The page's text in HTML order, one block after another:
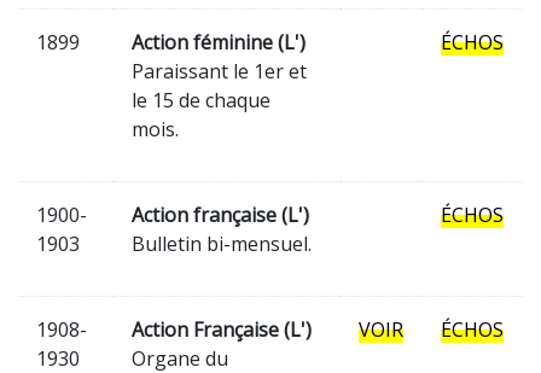
1899
Action féminine (L')
Paraissant le 1er et
le 15 de chaque
mois.
ÉCHOS
1900-
1903
Action française (L')
Bulletin bi-mensuel.
ÉCHOS
1908-
1930
Action Française (L')
Organe du
VOIR ÉCHOS